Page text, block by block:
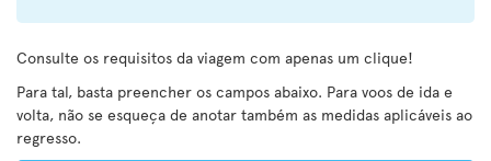
Consulte os requisitos da viagem com apenas um clique!
Para tal, basta preencher os campos abaixo. Para voos de ida e
volta, não se esqueça de anotar também as medidas aplicáveis ao
regresso.